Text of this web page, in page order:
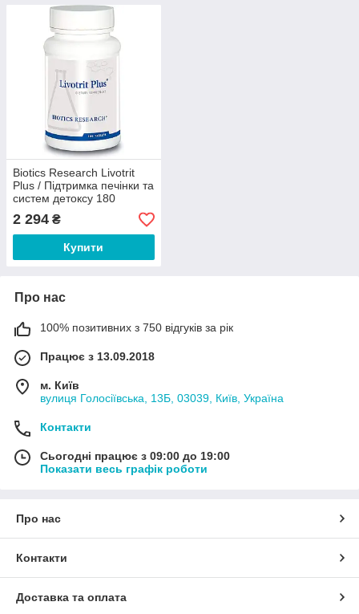
Biotics Research Livotrit
Plus / Підтримка печінки та
систем детоксу 180
таблеток
2 294 ₴
Купити
Про нас
100% позитивних з 750 відгуків за рік
Працює з 13.09.2018
м. Київ
вулиця Голосіївська, 13Б, 03039, Київ, Україна
Контакти
Сьогодні працює з 09:00 до 19:00
Показати весь графік роботи
Про нас
Контакти
Доставка та оплата